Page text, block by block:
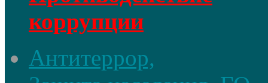
коррупции
Антитеррор,